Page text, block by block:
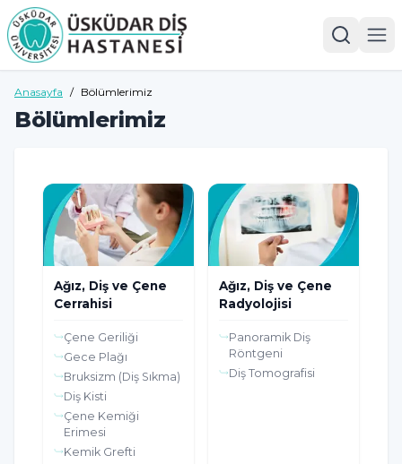
Anasayfa / Bölümlerimiz
Bölümlerimiz
Ağız, Diş ve Çene
Cerrahisi
Çene Geriliği
Gece Plağı
Bruksizm (Diş Sıkma)
Diş Kisti
Çene Kemiği
Erimesi
Kemik Grefti
Ağız, Diş ve Çene
Radyolojisi
Panoramik Diş
Röntgeni
Diş Tomografisi